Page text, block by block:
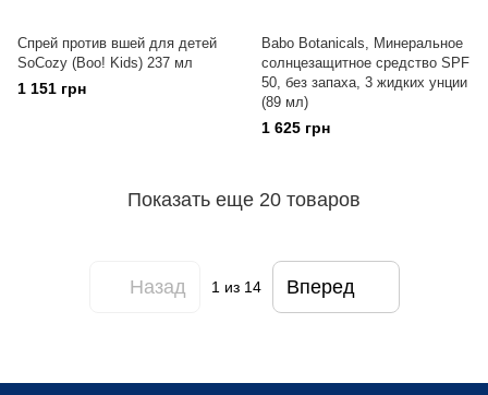
Спрей против вшей для детей
SoCozy (Boo! Kids) 237 мл
1 151 грн
Babo Botanicals, Минеральное
солнцезащитное средство SPF
50, без запаха, 3 жидких унции
(89 мл)
1 625 грн
Показать еще 20 товаров
Назад 1 из 14 Вперед